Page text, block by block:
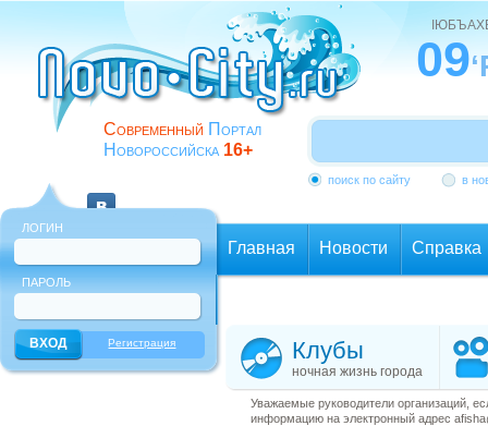
Современный Портал
Новороссийска 16+
09
поиск по сайту в
ЛОГИН
ПАРОЛЬ
Регистрация
Главная Новости Справка
Клубы
ночная жизнь города
Уважаемые руководители организаций,
информацию на электронный адрес